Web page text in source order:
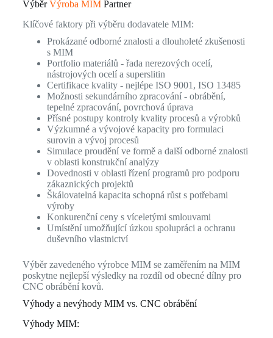
VýběrVýroba MIMPartner
Klíčové faktory při výběru dodavatele MIM:
Prokázané odborné znalosti a dlouholeté zkušenosti
s MIM
Portfolio materiálů - řada nerezových ocelí,
nástrojových ocelí a superslitin
Certifikace kvality - nejlépe ISO 9001, ISO 13485
Možnosti sekundárního zpracování - obrábění,
tepelné zpracování, povrchová úprava
Přísné postupy kontroly kvality procesů a výrobků
Výzkumné a vývojové kapacity pro formulaci
surovin a vývoj procesů
Simulace proudění ve formě a další odborné znalosti
v oblasti konstrukční analýzy
Dovednosti v oblasti řízení programů pro podporu
zákaznických projektů
Škálovatelná kapacita schopná růst s potřebami
výroby
Konkurenční ceny s víceletými smlouvami
Umístění umožňující úzkou spolupráci a ochranu
duševního vlastnictví
Výběr zavedeného výrobce MIM se zaměřením na MIM
poskytne nejlepší výsledky na rozdíl od obecné dílny pro
CNC obrábění kovů.
Výhody a nevýhody MIM vs. CNC obrábění
Výhody MIM: